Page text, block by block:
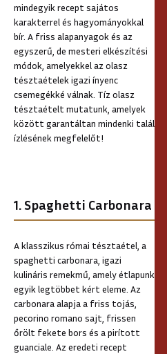
mindegyik recept sajátos
karakterrel és hagyományokkal
bír. A friss alapanyagok és az
egyszerű, de mesteri elkészítési
módok, amelyekkel az olasz
tésztaételek igazi ínyenc
csemegékké válnak. Tíz olasz
tésztaételt mutatunk, amelyek
között garantáltan mindenki talál
ízlésének megfelelőt!
1. Spaghetti Carbonara
A klasszikus római tésztaétel, a
spaghetti carbonara, igazi
kulináris remekmű, amely étlapunk
egyik legtöbbet kért eleme. Az
carbonara alapja a friss tojás,
pecorino romano sajt, frissen
őrölt fekete bors és a pirított
guanciale. Az eredeti recept